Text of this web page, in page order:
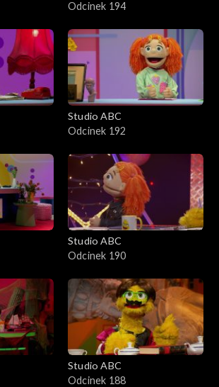
Odcinek 194
Studio ABC
Odcinek 192
Studio ABC
Odcinek 190
Studio ABC
Odcinek 188